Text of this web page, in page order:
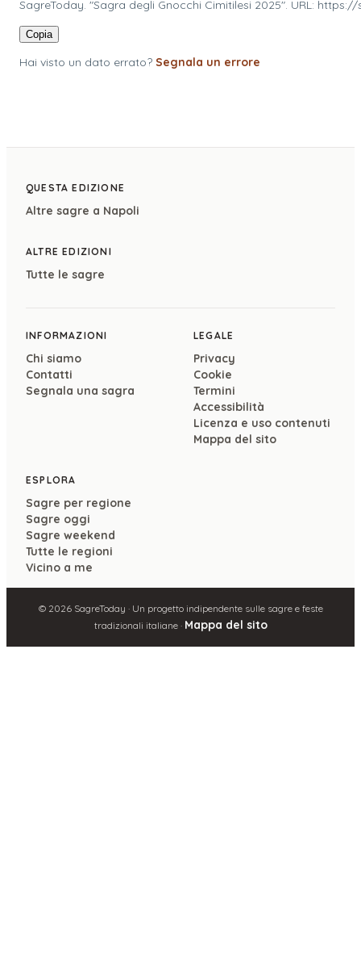
SagreToday. "Sagra degli Gnocchi Cimitilesi 2025". URL:
Copia
Hai visto un dato errato? Segnala un errore
QUESTA EDIZIONE
Altre sagre a Napoli
ALTRE EDIZIONI
Tutte le sagre
INFORMAZIONI
Chi siamo
Contatti
Segnala una sagra
LEGALE
Privacy
Cookie
Termini
Accessibilità
Licenza e uso contenuti
Mappa del sito
ESPLORA
Sagre per regione
Sagre oggi
Sagre weekend
Tutte le regioni
Vicino a me
© 2026SagreToday · Un progetto indipendente sulle sagre e feste
tradizionali italiane · Mappa del sito